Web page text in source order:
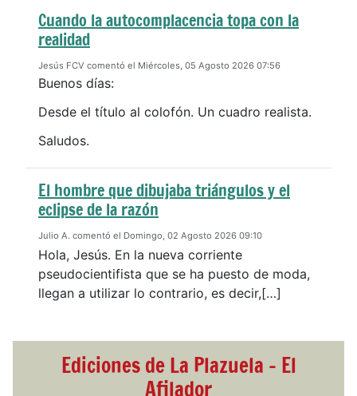
Cuando la autocomplacencia topa con la
realidad
Jesús FCV comentó el Miércoles, 05 Agosto 2026 07:56
Buenos días:
Desde el título al colofón. Un cuadro realista.
Saludos.
El hombre que dibujaba triángulos y el
eclipse de la razón
Julio A. comentó el Domingo, 02 Agosto 2026 09:10
Hola, Jesús. En la nueva corriente
pseudocientifista que se ha puesto de moda,
llegan a utilizar lo contrario, es decir,[…]
Ediciones de La Plazuela - El
Afilador